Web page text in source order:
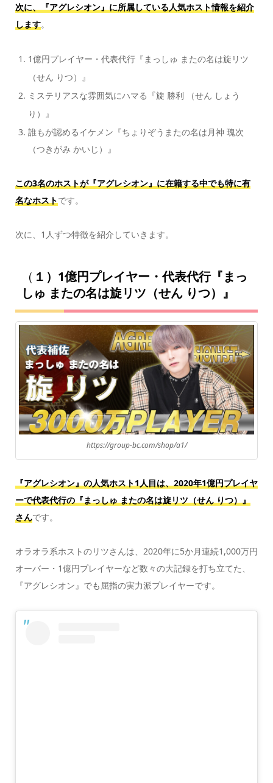
次に、『アグレシオン』に所属している人気ホスト情報を紹介
します。
1億円プレイヤー・代表代行『まっしゅ またの名は旋リツ
（せん りつ）』
ミステリアスな雰囲気にハマる『旋 勝利 （せん しょう
り）』
誰もが認めるイケメン『ちょりぞうまたの名は月神 瑰次
（つきがみ かいじ）』
この3名のホストが『アグレシオン』に在籍する中でも特に有
名なホストです。
次に、1人ずつ特徴を紹介していきます。
（ １）1億円プレイヤー・代表代行『まっ
しゅ またの名は旋リツ（せん りつ）』
https://group-bc.com/shop/a1/
『アグレシオン』の人気ホスト1人目は、2020年1億円プレイヤ
ーで代表代行の『まっしゅ またの名は旋リツ（せん りつ）』
さんです。
オラオラ系ホストのリツさんは、2020年に5か月連続1,000万円
オーバー・1億円プレイヤーなど数々の大記録を打ち立てた、
『アグレシオン』でも屈指の実力派プレイヤーです。